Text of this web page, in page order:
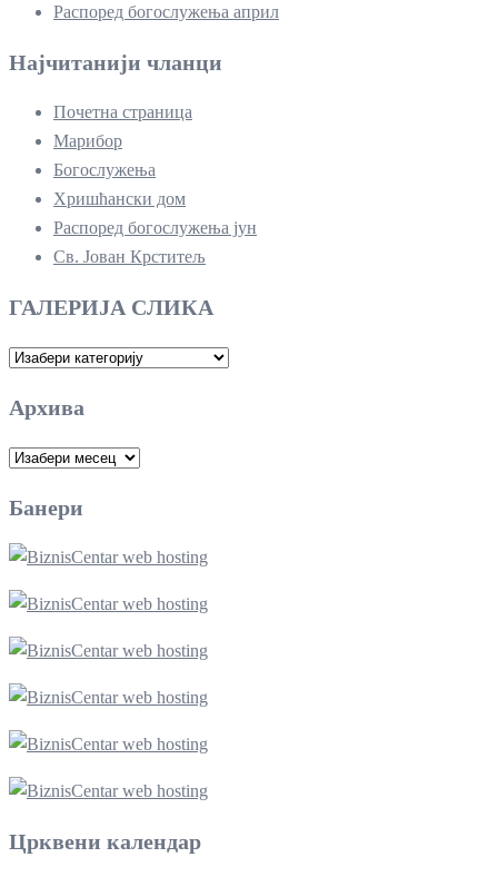
Распоред богослужења април
Најчитанији чланци
Почетна страница
Марибор
Богослужења
Хришћански дом
Распоред богослужења јун
Св. Јован Крститељ
ГАЛЕРИЈА СЛИКА
ГАЛЕРИЈА
Архива
Архива
Банери
Црквени календар